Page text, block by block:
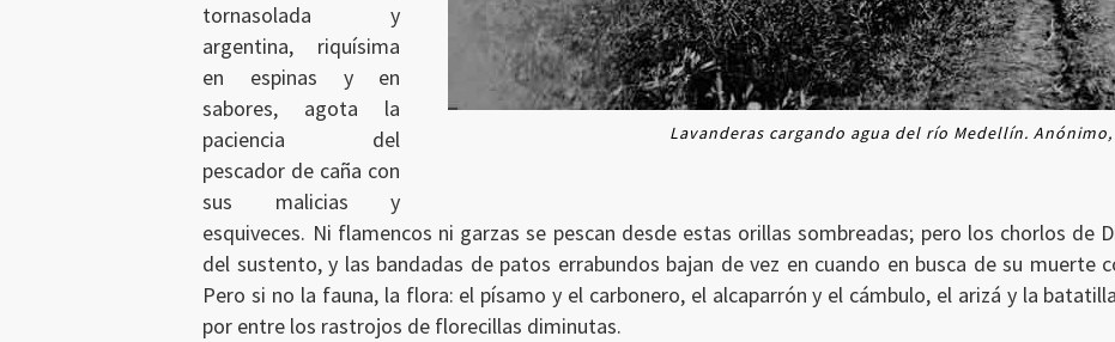
Lavanderas cargando agua del río Medellín. Anónimo,
tornasolada y
argentina, riquísima
en espinas y en
sabores, agota la
paciencia del
pescador de caña con
sus malicias y
esquiveces. Ni flamencos ni garzas se pescan desde estas orillas sombreadas; pero los chorlos de
del sustento, y las bandadas de patos errabundos bajan de vez en cuando en busca de su muerte
Pero si no la fauna, la flora: el písamo y el carbonero, el alcaparrón y el cámbulo, el arizá y la
por entre los rastrojos de florecillas diminutas.